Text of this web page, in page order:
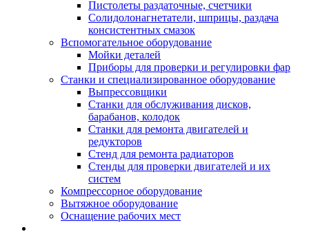
Пистолеты раздаточные, счетчики
Солидолонагнетатели, шприцы, раздача
консистентных смазок
Вспомогательное оборудование
Мойки деталей
Приборы для проверки и регулировки фар
Станки и специализированное оборудование
Выпрессовщики
Станки для обслуживания дисков,
барабанов, колодок
Станки для ремонта двигателей и
редукторов
Стенд для ремонта радиаторов
Стенды для проверки двигателей и их
систем
Компрессорное оборудование
Вытяжное оборудование
Оснащение рабочих мест